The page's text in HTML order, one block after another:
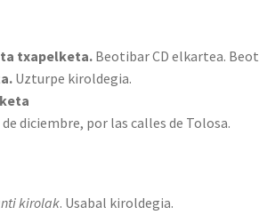
txapelketa. Beotibar CD elkartea.
Uzturpe kiroldegia.
diciembre, por las calles de Tolosa.
kirolak. Usabal kiroldegia.